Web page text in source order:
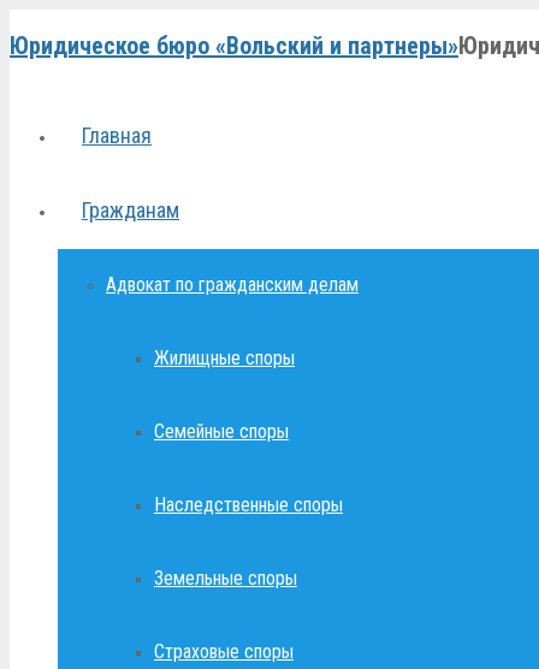
Юридическое бюро «Вольский и партнеры»
Главная
Гражданам
Адвокат по гражданским делам
Жилищные споры
Семейные споры
Наследственные споры
Земельные споры
Страховые споры